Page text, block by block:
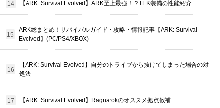
【ARK: Survival Evolved】ARK至上最強！？TEK装備の性能紹介
ARK総まとめ！サバイバルガイド・攻略・情報記事【ARK: Survival
Evolved】(PC/PS4/XBOX)
【ARK: Survival Evolved】自分のトライブから抜けてしまった場合の対
処法
【ARK: Survival Evolved】Ragnarokのオススメ拠点候補